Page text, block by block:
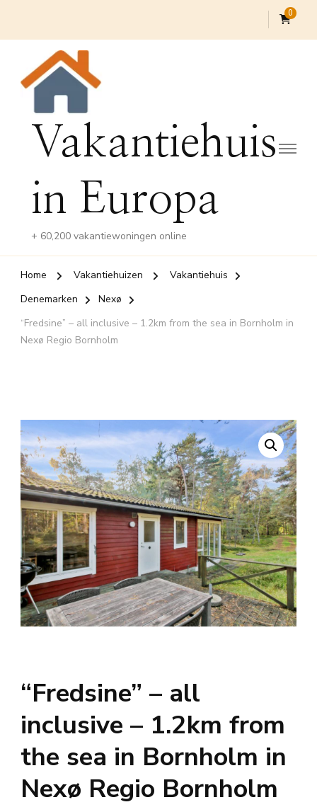
0
Vakantiehuis
in Europa
+ 60,200 vakantiewoningen online
Home Vakantiehuizen
Vakantiehuis
Denemarken
Nexø
“Fredsine” – all inclusive – 1.2km from the sea in Bornholm in
Nexø Regio Bornholm
“Fredsine” – all
inclusive – 1.2km from
the sea in Bornholm in
Nexø Regio Bornholm